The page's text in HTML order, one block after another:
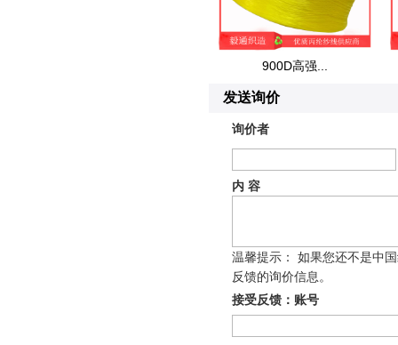
900D高强...
发送询价
询价者
内 容
温馨提示： 如果您还不是中
反馈的询价信息。
接受反馈：账号